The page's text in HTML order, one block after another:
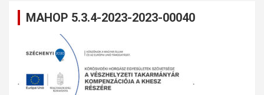
MAHOP 5.3.4-2023-2023-00040